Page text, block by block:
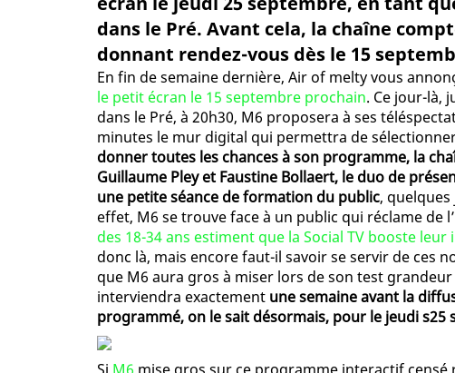
dans le Pré. Avant cela, la chaîne
donnant rendez-vous dès le 15
En fin de semaine dernière, Air of melty vous
le petit écran le 15 septembre prochain. Ce jour-là,
dans le Pré, à 20h30, M6 proposera à ses
minutes le mur digital qui permettra de
donner toutes les chances à son programme, la
Guillaume Pley et Faustine Bollaert, le duo de
une petite séance de formation du public,
effet, M6 se trouve face à un public qui réclame de
des 18-34 ans estiment que la Social TV booste
donc là, mais encore faut-il savoir se servir de ces
que M6 aura gros à miser lors de son test
interviendra exactement une semaine avant la
programmé, on le sait désormais, pour le jeudi s25